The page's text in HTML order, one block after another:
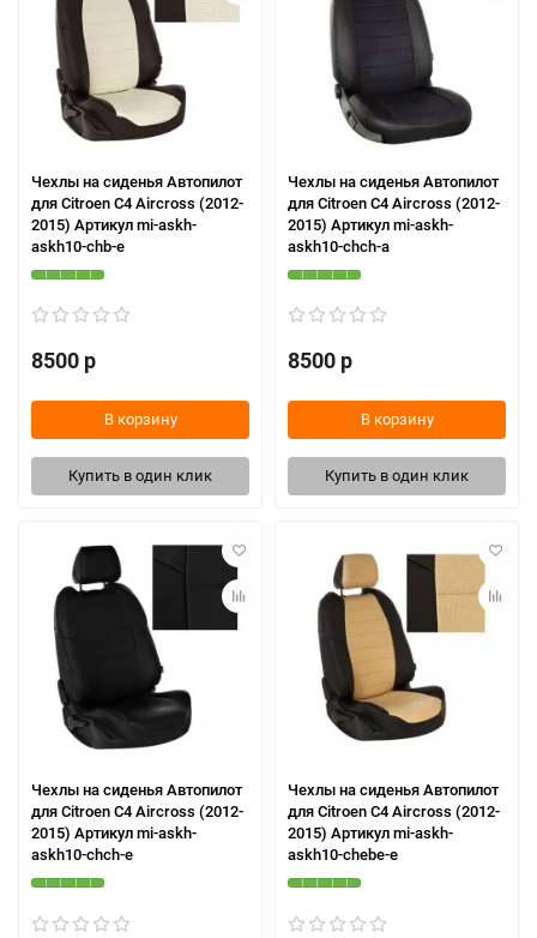
Чехлы на сиденья Автопилот
для Citroen C4 Aircross (2012-
2015) Артикул mi-askh-
askh10-chb-e
8500 р
В корзину
Купить в один клик
Чехлы на сиденья Автопилот
для Citroen C4 Aircross (2012-
2015) Артикул mi-askh-
askh10-chch-a
8500 р
В корзину
Купить в один клик
Чехлы на сиденья Автопилот
для Citroen C4 Aircross (2012-
2015) Артикул mi-askh-
askh10-chch-e
Чехлы на сиденья Автопилот
для Citroen C4 Aircross (2012-
2015) Артикул mi-askh-
askh10-chebe-e